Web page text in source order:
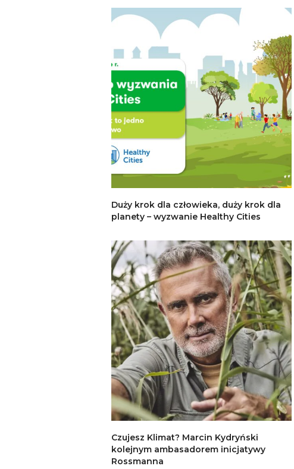
Duży krok dla człowieka, duży krok dla
planety – wyzwanie Healthy Cities
Czujesz Klimat? Marcin Kydryński
kolejnym ambasadorem inicjatywy
Rossmanna